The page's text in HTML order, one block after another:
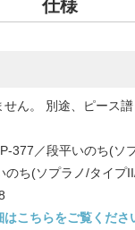
仕様
ん。 別途、ピース譜
377／段平いのち(ソ
のち(ソプラノ/タイプ
こちらをご覧くださ